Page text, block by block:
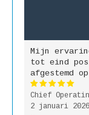
Mijn
tot eind
afgestemd
Chief
2 januari 2026